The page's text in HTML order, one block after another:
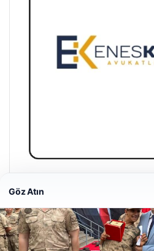
Enes Kaplan Avukatlık Bürosu
Göz Atın